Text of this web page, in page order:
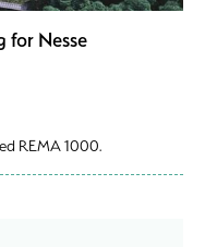
for Nesse
REMA 1000.